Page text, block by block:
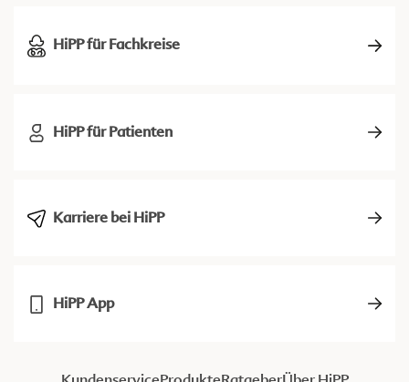
HiPP für Fachkreise
HiPP für Patienten
Karriere bei HiPP
HiPP App